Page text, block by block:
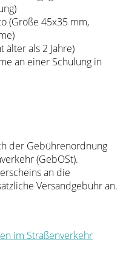
(Größe 45x35 mm,
älter als 2 Jahre)
an einer Schulung in
der Gebührenordnung
(GebOSt).
an die
Versandgebühr an.
im Straßenverkehr